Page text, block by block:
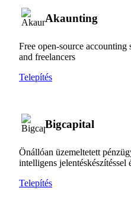
Akaunting
Free open-source accounting
and freelancers
Telepítés
Bigcapital
Önállóan üzemeltetett
intelligens jelentéskészítéssel
Telepítés